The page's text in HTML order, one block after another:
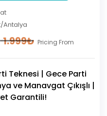
Antalya
1.999₺ Pricing From
Teknesi | Gece Parti
ve Manavgat Çıkışlı |
Garantili!